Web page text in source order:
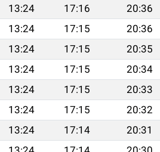
13:24 17:16 20:36
13:24 17:15 20:36
13:24 17:15 20:35
13:24 17:15 20:34
13:24 17:15 20:33
13:24 17:15 20:32
13:24 17:14 20:31